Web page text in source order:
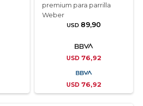
premium para parrilla
Weber
USD 89,90
USD 76,92
USD 76,92